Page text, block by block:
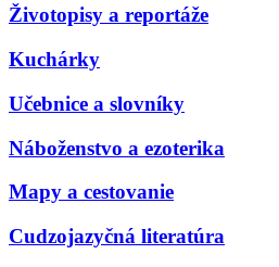
Životopisy a reportáže
Kuchárky
Učebnice a slovníky
Náboženstvo a ezoterika
Mapy a cestovanie
Cudzojazyčná literatúra